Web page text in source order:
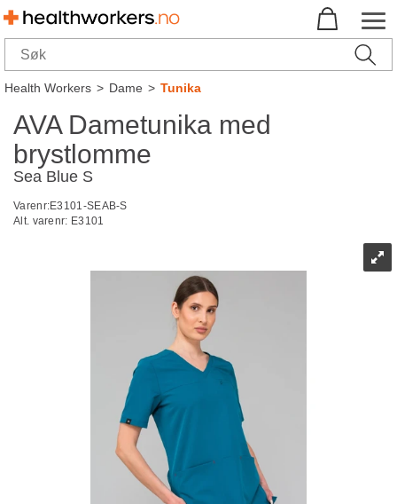
Health Workers>Dame>Tunika
AVA Dametunika med
brystlomme
Sea Blue S
Varenr:E3101-SEAB-S
Alt. varenr: E3101